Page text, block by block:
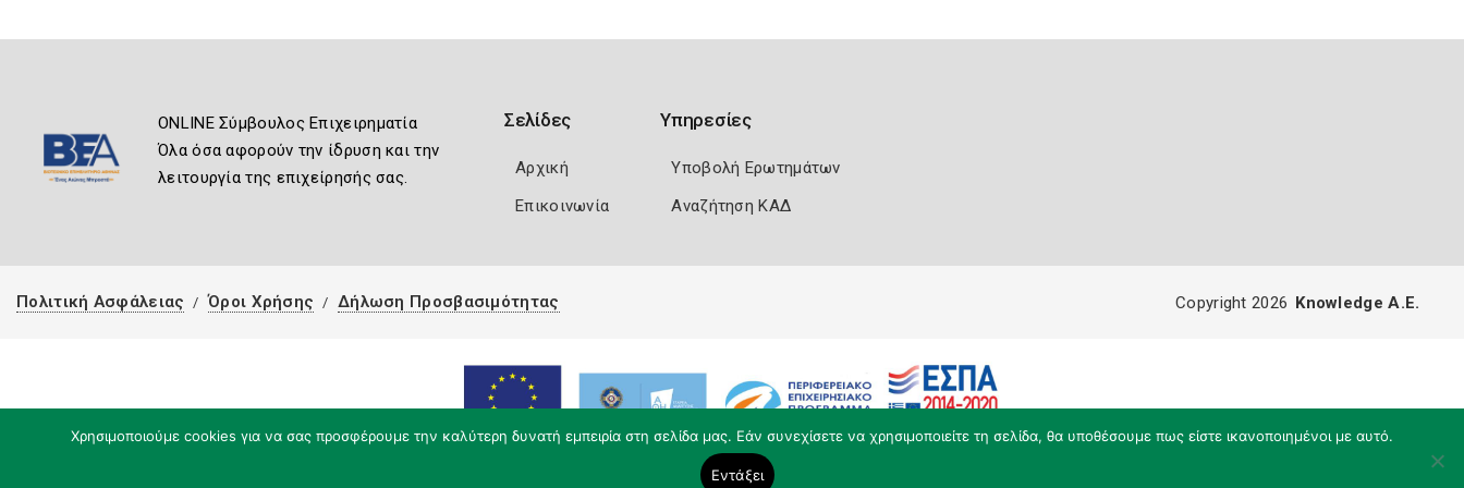
ONLINE Σύμβουλος Επιχειρηματία
Όλα όσα αφορούν την ίδρυση και την
λειτουργία της επιχείρησής σας.
Σελίδες
Αρχική
Επικοινωνία
Υπηρεσίες
Υποβολή Ερωτημάτων
Αναζήτηση ΚΑΔ
Πολιτική Ασφάλειας Όροι Χρήσης Δήλωση Προσβασιμότητας
Χρησιμοποιούμε cookies για να σας προσφέρουμε την καλύτερη δυνατή εμπειρία στη σελίδα μας. Εάν συνεχίσετε να χρησιμοποιείτε τη σελίδα, θα υποθέσουμε πως είστε ικανοποιημένοι με αυτό.
Εντάξει
Copyright 2026 Knowledge A.E.